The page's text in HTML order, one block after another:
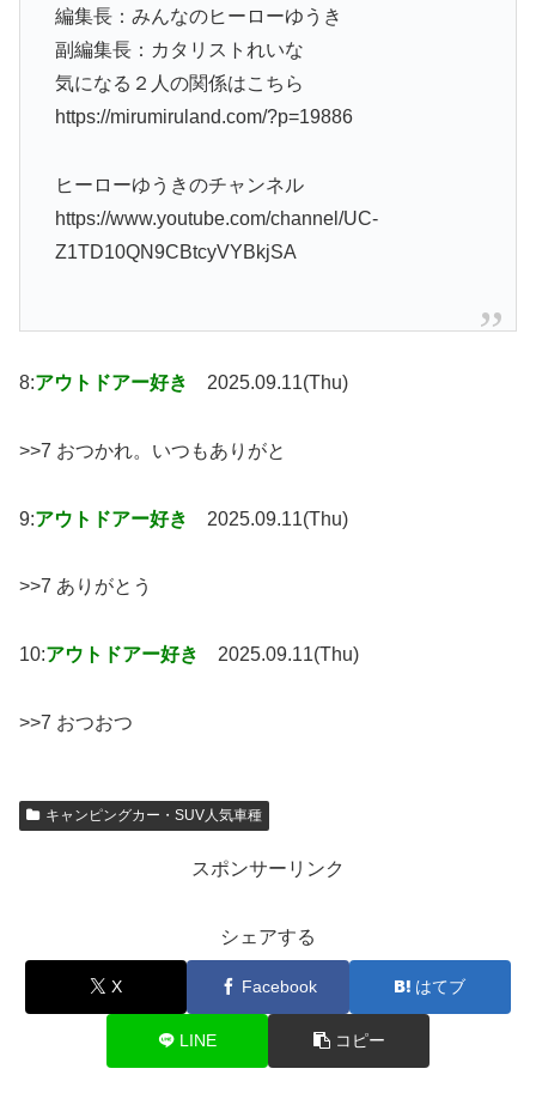
編集長：みんなのヒーローゆうき
副編集長：カタリストれいな
気になる２人の関係はこちら
https://mirumiruland.com/?p=19886
ヒーローゆうきのチャンネル
https://www.youtube.com/channel/UC-
Z1TD10QN9CBtcyVYBkjSA
8:アウトドアー好き 2025.09.11(Thu)
>>7 おつかれ。いつもありがと
9:アウトドアー好き 2025.09.11(Thu)
>>7 ありがとう
10:アウトドアー好き 2025.09.11(Thu)
>>7 おつおつ
キャンピングカー・SUV人気車種
スポンサーリンク
シェアする
X Facebook はてブ
LINE コピー